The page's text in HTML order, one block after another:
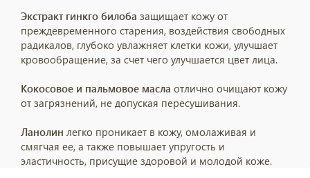
Экстракт гинкго билоба защищает кожу от
преждевременного старения, воздействия свободных
радикалов, глубоко увлажняет клетки кожи, улучшает
кровообращение, за счет чего улучшается цвет лица.
Кокосовое и пальмовое масла отлично очищают кожу
от загрязнений, не допуская пересушивания.
Ланолин легко проникает в кожу, омолаживая и
смягчая ее, а также повышает упругость и
эластичность, присущие здоровой и молодой коже.